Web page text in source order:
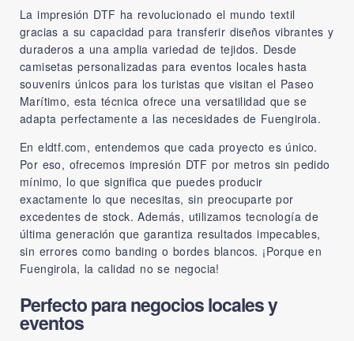
La impresión DTF ha revolucionado el mundo textil
gracias a su capacidad para transferir diseños vibrantes y
duraderos a una amplia variedad de tejidos. Desde
camisetas personalizadas para eventos locales hasta
souvenirs únicos para los turistas que visitan el Paseo
Marítimo, esta técnica ofrece una versatilidad que se
adapta perfectamente a las necesidades de Fuengirola.
Eneldtf.com, entendemos que cada proyecto es único.
Por eso, ofrecemos impresión DTF por metros sin pedido
mínimo, lo que significa que puedes producir
exactamente lo que necesitas, sin preocuparte por
excedentes de stock. Además, utilizamos tecnología de
última generación que garantiza resultados impecables,
sin errores como banding o bordes blancos. ¡Porque en
Fuengirola, la calidad no se negocia!
Perfecto para negocios locales y
eventos